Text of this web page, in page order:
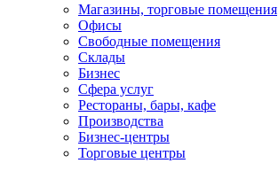
Магазины, торговые помещения
Офисы
Свободные помещения
Склады
Бизнес
Сфера услуг
Рестораны, бары, кафе
Производства
Бизнес-центры
Торговые центры